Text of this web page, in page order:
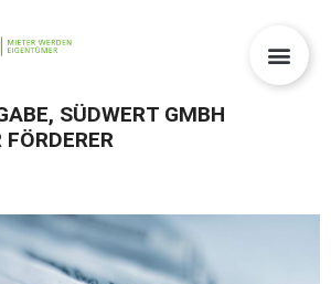
SÜDWERT GMBH